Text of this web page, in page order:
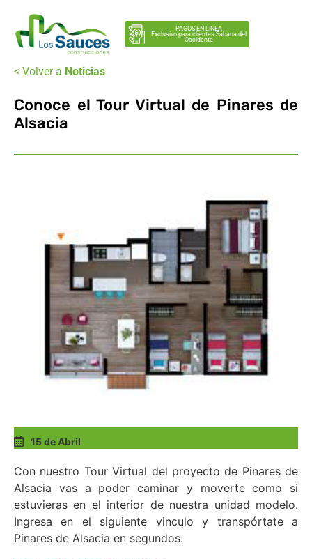
PAGOS EN LINEA
Exclusivo para clientes Sabana del
Occidente
< Volver a Noticias
Conoce el Tour Virtual de Pinares de
Alsacia
15 de Abril
Con nuestro Tour Virtual del proyecto de Pinares de
Alsacia vas a poder caminar y moverte como si
estuvieras en el interior de nuestra unidad modelo.
Ingresa en el siguiente vinculo y transpórtate a
Pinares de Alsacia en segundos: